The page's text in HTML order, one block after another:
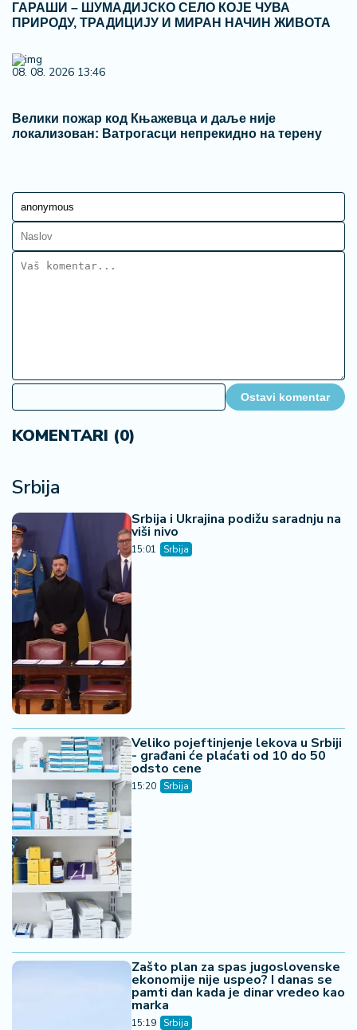
ГАРАШИ – ШУМАДИЈСКО СЕЛО КОЈЕ ЧУВА
ПРИРОДУ, ТРАДИЦИЈУ И МИРАН НАЧИН ЖИВОТА
08. 08. 2026 13:46
Велики пожар код Књажевца и даље није
локализован: Ватрогасци непрекидно на терену
Ostavi komentar
KOMENTARI (0)
Srbija
Srbija i Ukrajina podižu saradnju na
viši nivo
15:01 Srbija
Veliko pojeftinjenje lekova u Srbiji
- građani će plaćati od 10 do 50
odsto cene
15:20 Srbija
Zašto plan za spas jugoslovenske
ekonomije nije uspeo? I danas se
pamti dan kada je dinar vredeo kao
marka
15:19 Srbija